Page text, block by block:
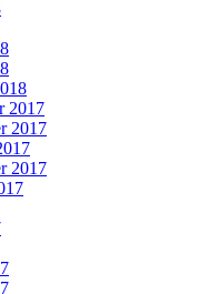
2017
2017
2017